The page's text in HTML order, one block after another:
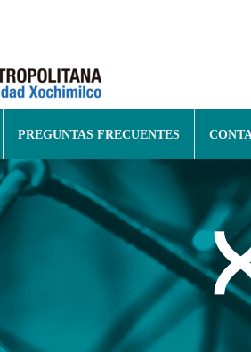
PREGUNTAS FRECUENTES